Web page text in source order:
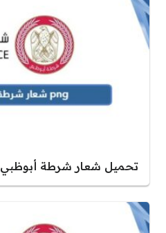
تحميل شعار شرطة أبوظبي png بجودة عالية